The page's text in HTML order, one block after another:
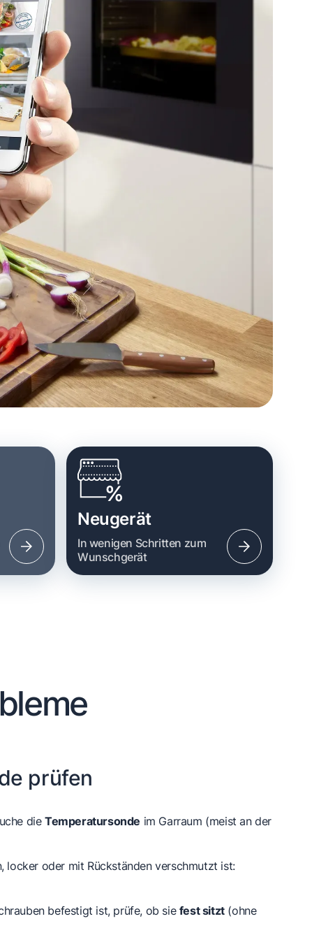
Neugerät
In wenigen Schritten zum
Wunschgerät
prüfen
dieTemperatursonde im Garraum (meist an der
locker oder mit Rückständen verschmutzt ist:
befestigt ist, prüfe, ob siefest sitzt(ohne